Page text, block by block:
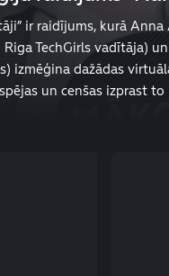
ir raidījums, kurā Anna
TechGirls vadītāja)
izmēģina dažādas
un cenšas izprast